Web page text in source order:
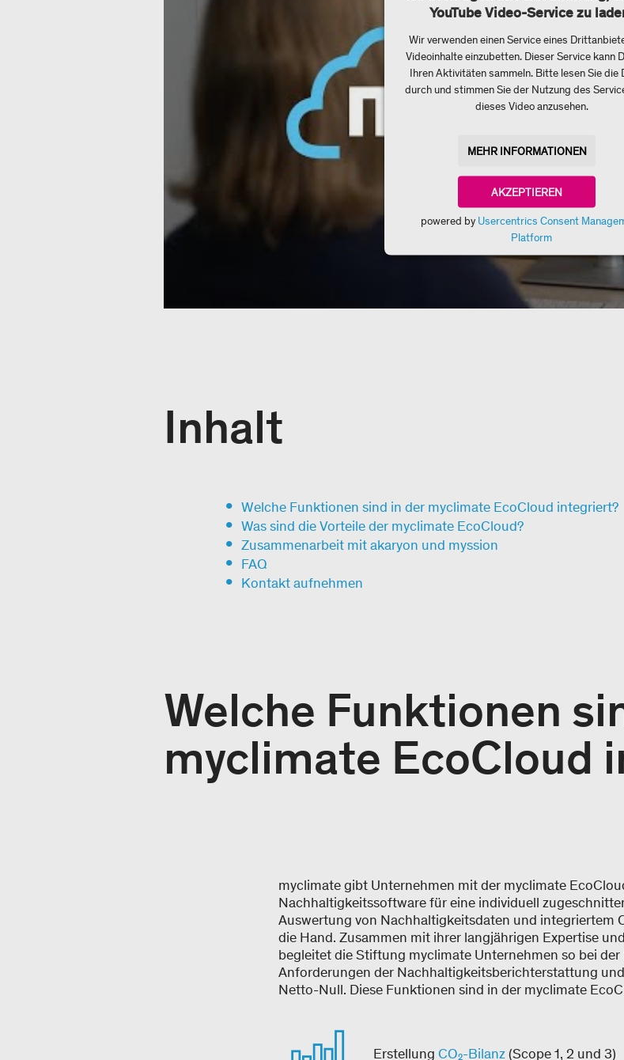
YouTube Video-Service zu
Wir verwenden einen Service eines
Videoinhalte einzubetten. Dieser Service kann
Ihren Aktivitäten sammeln. Bitte lesen Sie die
durch und stimmen Sie der Nutzung des
dieses Video anzusehen.
MEHR INFORMATIONEN
AKZEPTIEREN
powered by Usercentrics Consent
Platform
Inhalt
Welche Funktionen sind in der myclimate EcoCloud integriert?
Was sind die Vorteile der myclimate EcoCloud?
Zusammenarbeit mit akaryon und myssion
FAQ
Kontakt aufnehmen
Welche Funktionen
myclimate EcoCloud
myclimate gibt Unternehmen mit der myclimate
Nachhaltigkeitssoftware für eine individuell
Auswertung von Nachhaltigkeitsdaten und integriertem
die Hand. Zusammen mit ihrer langjährigen Expertise
begleitet die Stiftung myclimate Unternehmen so bei
Anforderungen der Nachhaltigkeitsberichterstattung
Netto-Null. Diese Funktionen sind in der myclimate
Erstellung CO₂-Bilanz(Scope 1, 2 und 3)